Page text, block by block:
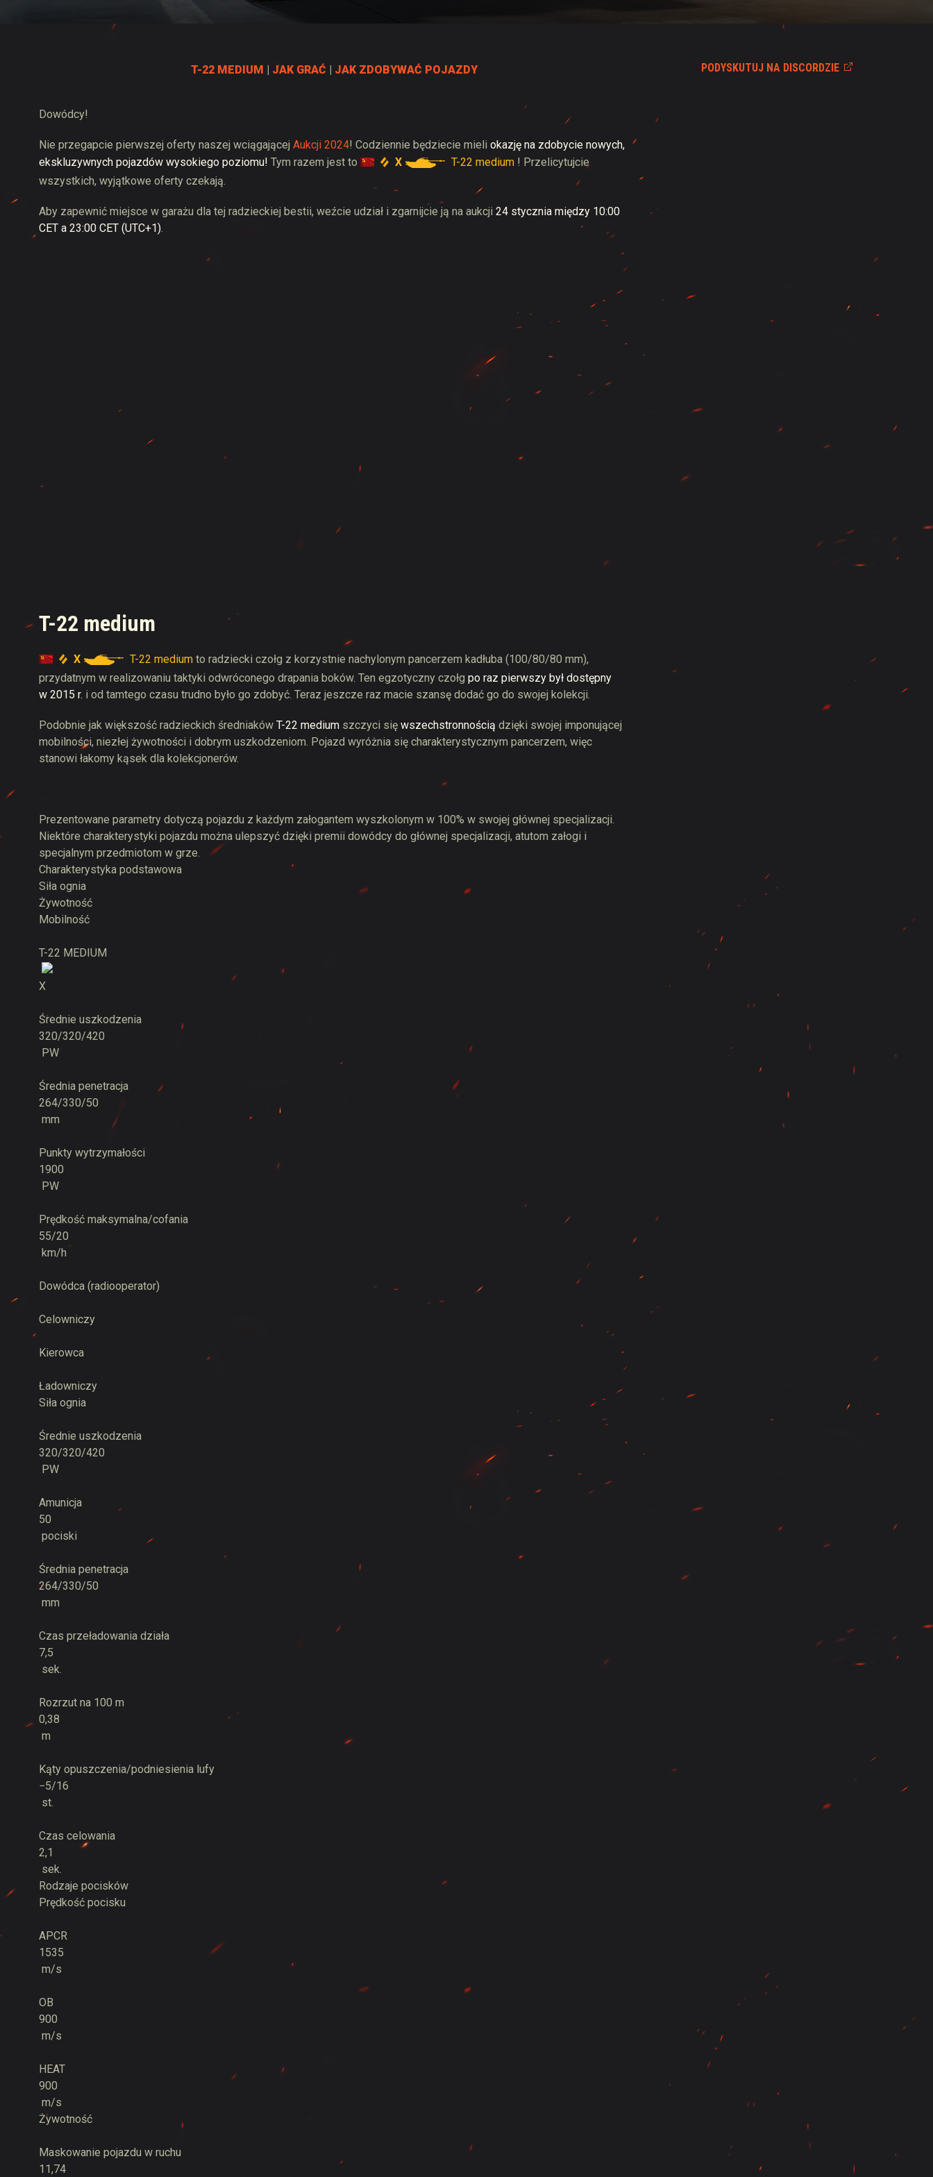
PODYSKUTUJ NA DISCORDZIE
T-22 MEDIUM | JAK GRAĆ | JAK ZDOBYWAĆ POJAZDY
Dowódcy!
Nie przegapcie pierwszej oferty naszej wciągającej Aukcji 2024! Codziennie będziecie mieli okazję na zdobycie nowych,
ekskluzywnych pojazdów wysokiego poziomu! Tym razem jest to X T-22 medium ! Przelicytujcie
wszystkich, wyjątkowe oferty czekają.
Aby zapewnić miejsce w garażu dla tej radzieckiej bestii, weźcie udział i zgarnijcie ją na aukcji 24 stycznia między 10:00
CET a 23:00 CET (UTC+1).
T-22 medium
X T-22 medium to radziecki czołg z korzystnie nachylonym pancerzem kadłuba (100/80/80 mm),
przydatnym w realizowaniu taktyki odwróconego drapania boków. Ten egzotyczny czołg po raz pierwszy był dostępny
w 2015 r. i od tamtego czasu trudno było go zdobyć. Teraz jeszcze raz macie szansę dodać go do swojej kolekcji.
Podobnie jak większość radzieckich średniaków T-22 medium szczyci się wszechstronnością dzięki swojej imponującej
mobilności, niezłej żywotności i dobrym uszkodzeniom. Pojazd wyróżnia się charakterystycznym pancerzem, więc
stanowi łakomy kąsek dla kolekcjonerów.
Prezentowane parametry dotyczą pojazdu z każdym załogantem wyszkolonym w 100% w swojej głównej specjalizacji.
Niektóre charakterystyki pojazdu można ulepszyć dzięki premii dowódcy do głównej specjalizacji, atutom załogi i
specjalnym przedmiotom w grze.
Charakterystyka podstawowa
Siła ognia
Żywotność
Mobilność
T-22 MEDIUM
X
Średnie uszkodzenia
320/320/420
PW
Średnia penetracja
264/330/50
mm
Punkty wytrzymałości
1900
PW
Prędkość maksymalna/cofania
55/20
km/h
Dowódca (radiooperator)
Celowniczy
Kierowca
Ładowniczy
Siła ognia
Średnie uszkodzenia
320/320/420
PW
Amunicja
50
pociski
Średnia penetracja
264/330/50
mm
Czas przeładowania działa
7,5
sek.
Rozrzut na 100 m
0,38
m
Kąty opuszczenia/podniesienia lufy
−5/16
st.
Czas celowania
2,1
sek.
Rodzaje pocisków
Prędkość pocisku
APCR
1535
m/s
OB
900
m/s
HEAT
900
m/s
Żywotność
Maskowanie pojazdu w ruchu
11,74